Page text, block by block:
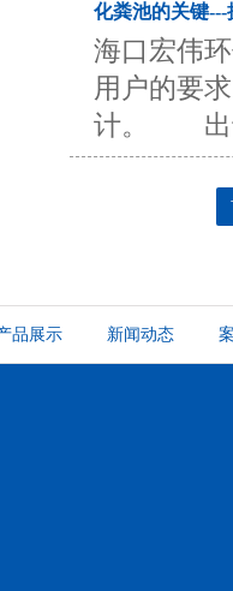
化粪池的关键---
海口宏伟
用户的要
计。 出于
品展示 新闻动态